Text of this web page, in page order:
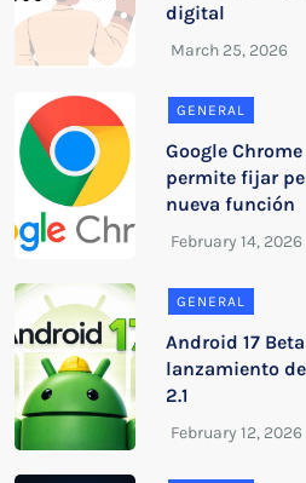
digital
GENERAL
Google
permite fijar
nueva función
GENERAL
Android 17
lanzamiento
2.1